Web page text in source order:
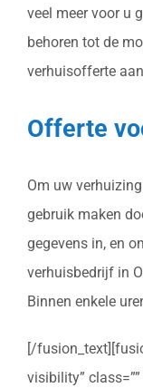
veel meer voor u
behoren tot de
verhuisofferte
Offerte
Om uw
gebruik maken
gegevens in, en
verhuisbedrijf in
Binnen enkele
[/
visibility”